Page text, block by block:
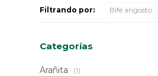
Filtrando por: Bife angosto
Categorías
Arañita (1)